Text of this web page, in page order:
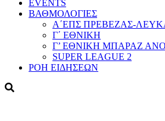
EVENTS
ΒΑΘΜΟΛΟΓΙΕΣ
Α΄ΕΠΣ ΠΡΕΒΕΖΑΣ-
Γ΄ ΕΘΝΙΚΗ
Γ’ ΕΘΝΙΚΗ ΜΠΑΡΑΖ
SUPER LEAGUE 2
ΡΟΗ ΕΙΔΗΣΕΩΝ